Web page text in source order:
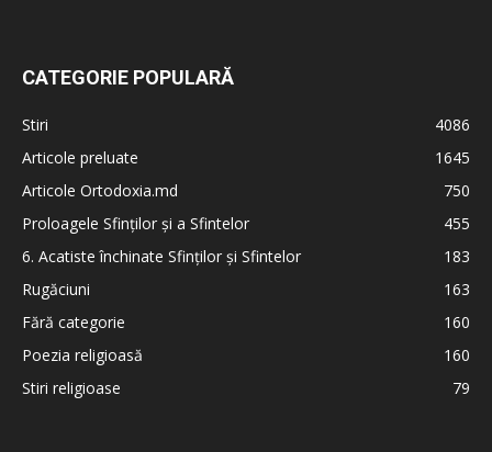
CATEGORIE POPULARĂ
Stiri
4086
Articole preluate
1645
Articole Ortodoxia.md
750
Proloagele Sfinților și a Sfintelor
455
6. Acatiste închinate Sfinților și Sfintelor
183
Rugăciuni
163
Fără categorie
160
Poezia religioasă
160
Stiri religioase
79